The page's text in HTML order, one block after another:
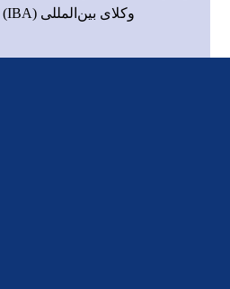
وکلای بین‌المللی (IBA)